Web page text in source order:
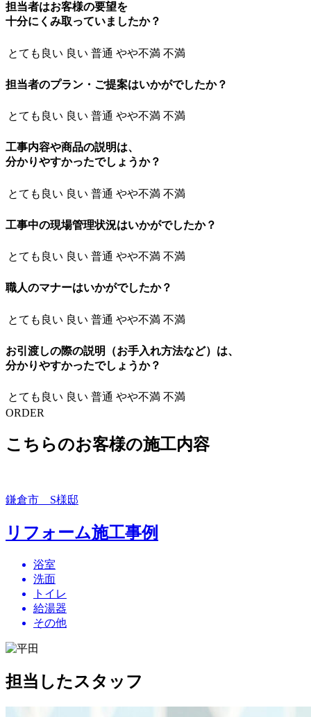
担当者はお客様の要望を
十分にくみ取っていましたか？
とても良い 良い 普通 やや不満 不満
担当者のプラン・ご提案はいかがでしたか？
とても良い 良い 普通 やや不満 不満
工事内容や商品の説明は、
分かりやすかったでしょうか？
とても良い 良い 普通 やや不満 不満
工事中の現場管理状況はいかがでしたか？
とても良い 良い 普通 やや不満 不満
職人のマナーはいかがでしたか？
とても良い 良い 普通 やや不満 不満
お引渡しの際の説明（お手入れ方法など）は、
分かりやすかったでしょうか？
とても良い 良い 普通 やや不満 不満
ORDER
こちらのお客様の施工内容
鎌倉市 S様邸
リフォーム施工事例
浴室
洗面
トイレ
給湯器
その他
担当したスタッフ